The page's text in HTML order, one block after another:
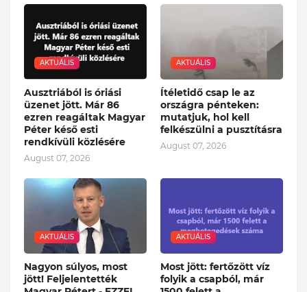
AKTUÁLIS
Ausztriából is óriási
üzenet jött. Már 86
ezren reagáltak Magyar
Péter késő esti
rendkívüli közlésére
August 07, 2026
AKTUÁLIS
Ítéletidő csap le az
országra pénteken:
mutatjuk, hol kell
felkészülni a pusztításra
August 07, 2026
AKTUÁLIS
Nagyon súlyos, most
jött! Feljelentették
AKTUÁLIS
Most jött: fertőzött víz
folyik a csapból, már